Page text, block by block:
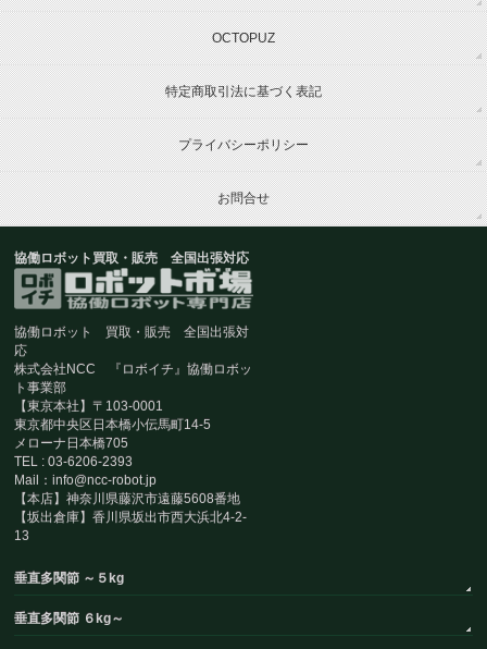
OCTOPUZ
特定商取引法に基づく表記
プライバシーポリシー
お問合せ
協働ロボット買取・販売 全国出張対応
協働ロボット 買取・販売 全国出張対
応
株式会社NCC 『ロボイチ』協働ロボッ
ト事業部
【東京本社】〒103-0001
東京都中央区日本橋小伝馬町14-5
メローナ日本橋705
TEL : 03-6206-2393
Mail：info@ncc-robot.jp
【本店】神奈川県藤沢市遠藤5608番地
【坂出倉庫】香川県坂出市西大浜北4-2-
13
垂直多関節 ～５kg
垂直多関節 ６kg～